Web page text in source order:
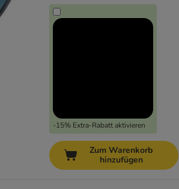
-15% Extra-Rabatt aktivieren
Zum Warenkorb
hinzufügen